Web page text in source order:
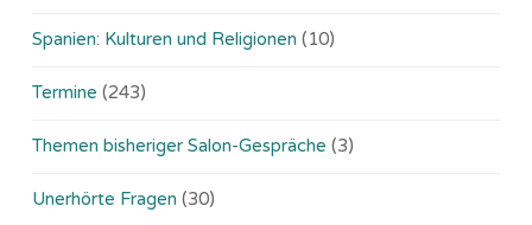
Spanien: Kulturen und Religionen (10)
Termine (243)
Themen bisheriger Salon-Gespräche (3)
Unerhörte Fragen (30)